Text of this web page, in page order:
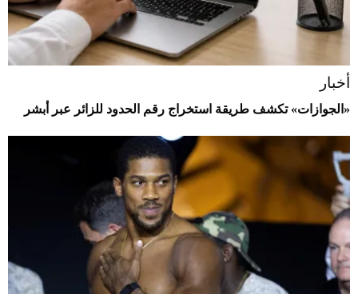
أخبار
«الجوازات» تكشف طريقة استخراج رقم الحدود للزائر عبر أبشر